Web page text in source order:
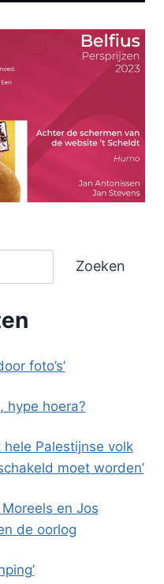
Zoeken
foto’s’
hype hoera?
hele Palestijnse volk
moet worden’
Moreels en Jos
de oorlog